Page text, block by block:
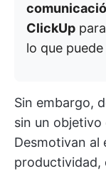
ClickUp
lo que
Sin embargo,
sin un objetivo
Desmotivan al
productividad,